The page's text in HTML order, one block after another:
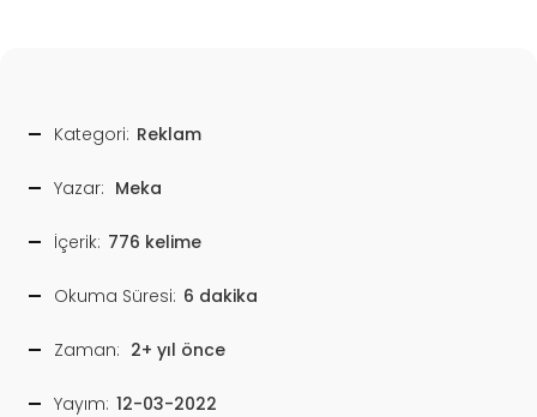
Kategori: Reklam
Yazar: Meka
İçerik: 776 kelime
Okuma Süresi: 6 dakika
Zaman: 2+ yıl önce
Yayım: 12-03-2022